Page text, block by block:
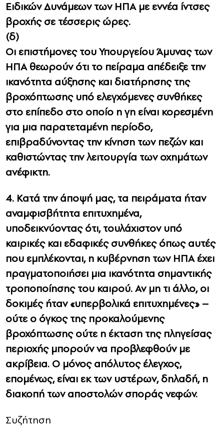
Ειδικών Δυνάμεων των ΗΠΑ με εννέα ίντσες
βροχής σε τέσσερις ώρες.
(δ)
Οι επιστήμονες του Υπουργείου Άμυνας των
ΗΠΑ θεωρούν ότι το πείραμα απέδειξε την
ικανότητα αύξησης και διατήρησης της
βροχόπτωσης υπό ελεγχόμενες συνθήκες
στο επίπεδο στο οποίο η γη είναι κορεσμένη
για μια παρατεταμένη περίοδο,
επιβραδύνοντας την κίνηση των πεζών και
καθιστώντας την λειτουργία των οχημάτων
ανέφικτη.
4. Κατά την άποψή μας, τα πειράματα ήταν
αναμφισβήτητα επιτυχημένα,
υποδεικνύοντας ότι, τουλάχιστον υπό
καιρικές και εδαφικές συνθήκες όπως αυτές
που εμπλέκονται, η κυβέρνηση των ΗΠΑ έχει
πραγματοποιήσει μια ικανότητα σημαντικής
τροποποίησης του καιρού. Αν μη τι άλλο, οι
δοκιμές ήταν «υπερβολικά επιτυχημένες» –
ούτε ο όγκος της προκαλούμενης
βροχόπτωσης ούτε η έκταση της πληγείσας
περιοχής μπορούν να προβλεφθούν με
ακρίβεια. Ο μόνος απόλυτος έλεγχος,
επομένως, είναι εκ των υστέρων, δηλαδή, η
διακοπή των αποστολών σποράς νεφών.
Συζήτηση